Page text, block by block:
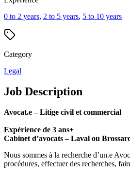
0 to 2 years, 2 to 5 years, 5 to 10 years
Category
Legal
Job Description
Avocat.e – Litige civil et commercial
Expérience de 3 ans+
Cabinet d’avocats – Laval ou
Nous sommes à la recherche d’un.e
procédures, effectuer des recherches,